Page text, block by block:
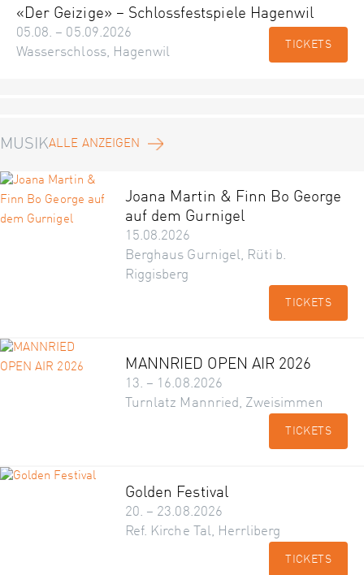
«Der Geizige» – Schlossfestspiele Hagenwil
05.08. – 05.09.2026
Wasserschloss, Hagenwil
TICKETS
MUSIKALLE ANZEIGEN
Joana Martin & Finn Bo George
auf dem Gurnigel
15.08.2026
Berghaus Gurnigel, Rüti b.
Riggisberg
TICKETS
MANNRIED OPEN AIR 2026
13. – 16.08.2026
Turnlatz Mannried, Zweisimmen
TICKETS
Golden Festival
20. – 23.08.2026
Ref. Kirche Tal, Herrliberg
TICKETS